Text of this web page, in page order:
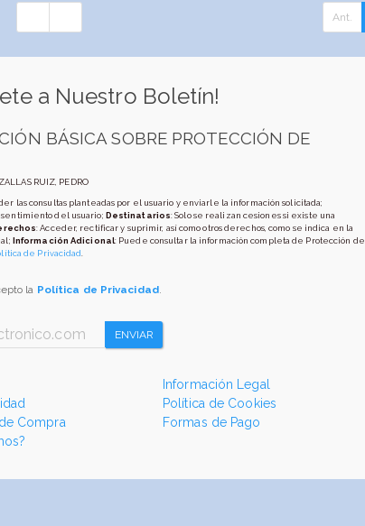
Ant.
a Nuestro Boletín!
BÁSICA SOBRE PROTECCIÓN DE
RUIZ, PEDRO
las consultas planteadas por el usuario y enviarle la información solicitada;
del usuario; Destinatarios: Solo se realizan cesiones si existe una
: Acceder, rectificar y suprimir, así como otros derechos, como se indica en la
Información Adicional: Puede consultar la información completa de Protección de
de Privacidad.
la Política de Privacidad.
ENVIAR
Información Legal
Política de Cookies
Compra
Formas de Pago